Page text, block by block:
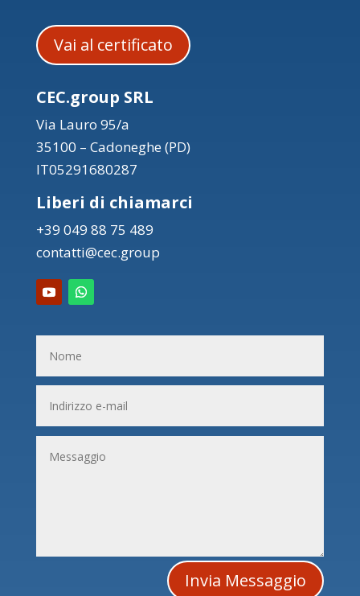
Vai al certificato
CEC.group SRL
Via Lauro 95/a
35100 – Cadoneghe (PD)
IT05291680287
Liberi di chiamarci
+39 049 88 75 489
contatti@cec.group
Invia Messaggio